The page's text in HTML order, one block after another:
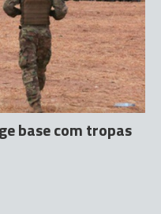
base com tropas